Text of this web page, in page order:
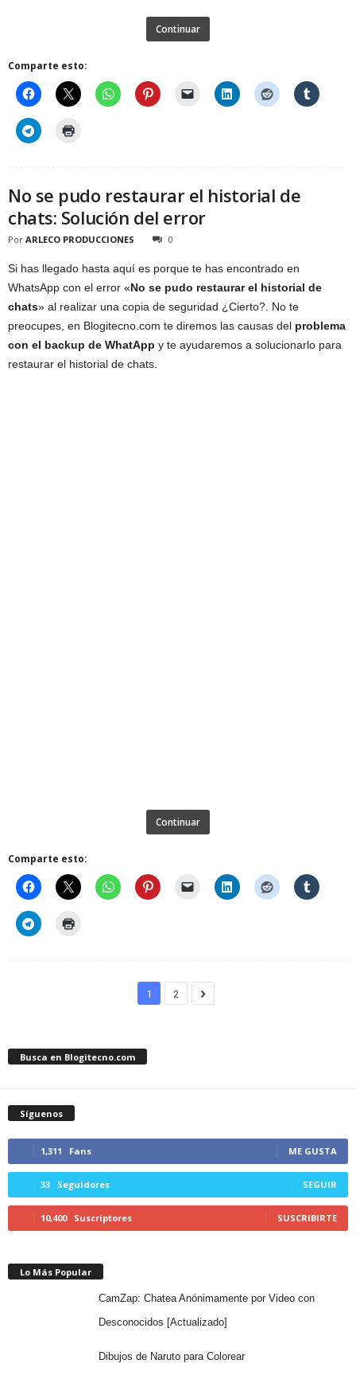
Continuar
Comparte esto:
No se pudo restaurar el historial de
chats: Solución del error
Por ARLECO PRODUCCIONES 0
Si has llegado hasta aquí es porque te has encontrado en
WhatsApp con el error «No se pudo restaurar el historial de
chats» al realizar una copia de seguridad ¿Cierto?. No te
preocupes, en Blogitecno.com te diremos las causas del problema
con el backup de WhatApp y te ayudaremos a solucionarlo para
restaurar el historial de chats.
Continuar
Comparte esto:
1 2
Busca en Blogitecno.com
Síguenos
1,311 Fans ME GUSTA
33 Seguidores SEGUIR
10,400 Suscriptores SUSCRIBIRTE
Lo Más Popular
CamZap: Chatea Anónimamente por Video con
Desconocidos [Actualizado]
Dibujos de Naruto para Colorear